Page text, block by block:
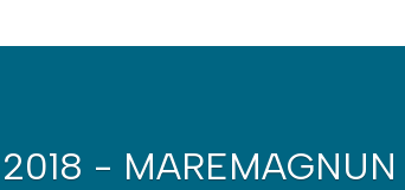
- MAREMAGNUN